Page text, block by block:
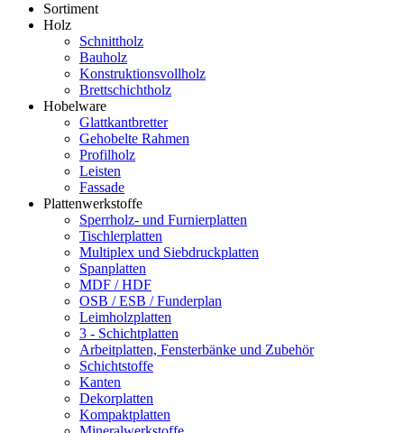
Sortiment
Holz
Schnittholz
Bauholz
Konstruktionsvollholz
Brettschichtholz
Hobelware
Glattkantbretter
Gehobelte Rahmen
Profilholz
Leisten
Fassade
Plattenwerkstoffe
Sperrholz- und Furnierplatten
Tischlerplatten
Multiplex und Siebdruckplatten
Spanplatten
MDF / HDF
OSB / ESB / Funderplan
Leimholzplatten
3 - Schichtplatten
Arbeitplatten, Fensterbänke und Zubehör
Schichtstoffe
Kanten
Dekorplatten
Kompaktplatten